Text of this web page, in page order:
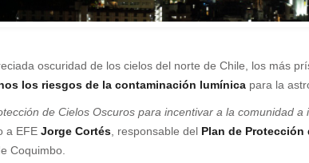
oscuridad de los cielos del norte de Chile, los más
los riesgos de la contaminación lumínica para la
de Cielos Oscuros para incentivar a la comunidad
a EFE Jorge Cortés , responsable del Plan de
Coquimbo.